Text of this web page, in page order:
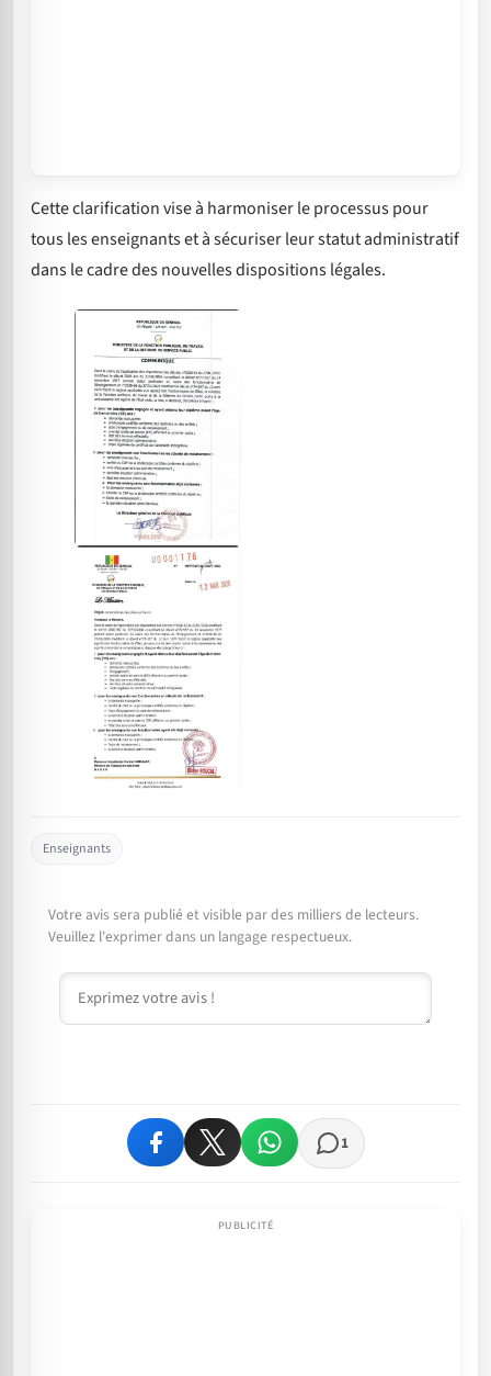
Cette clarification vise à harmoniser le processus pour
tous les enseignants et à sécuriser leur statut administratif
dans le cadre des nouvelles dispositions légales.
Enseignants
Votre avis sera publié et visible par des milliers de lecteurs.
Veuillez l'exprimer dans un langage respectueux.
Commentaire
1